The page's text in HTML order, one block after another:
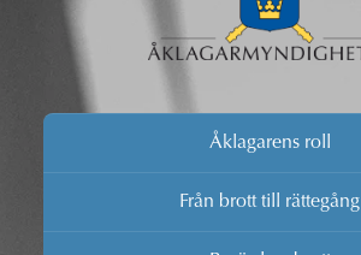
Åklagarens roll
Från brott till rättegång